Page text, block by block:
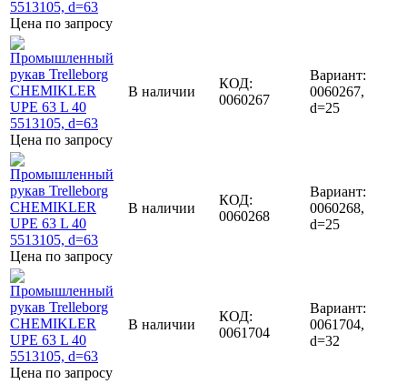
Цена по запросу
Цена по запросу
В наличии
КОД:
0060267
Вариант:
0060267,
d=25
Цена по запросу
В наличии
КОД:
0060268
Вариант:
0060268,
d=25
Цена по запросу
В наличии
КОД:
0061704
Вариант:
0061704,
d=32